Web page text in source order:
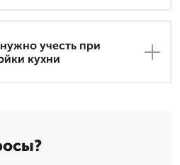
учесть при
кухни